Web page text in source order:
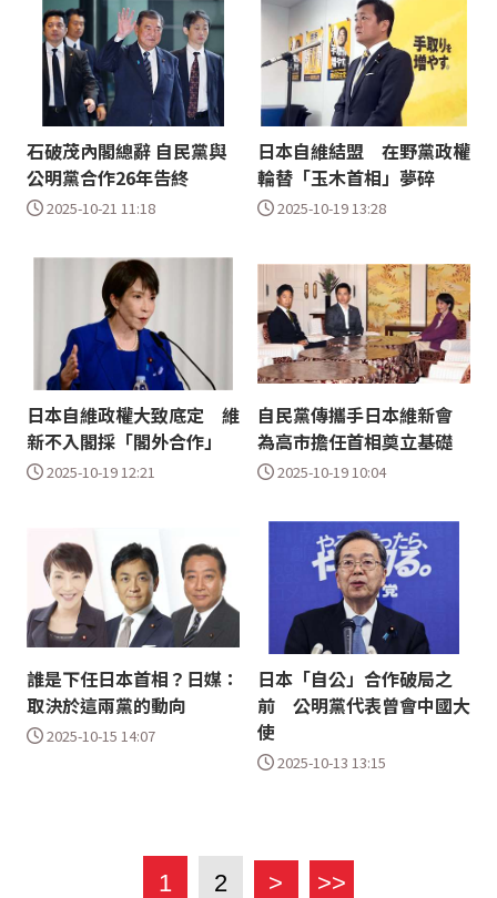
石破茂內閣總辭 自民黨與
公明黨合作26年告終
2025-10-21 11:18
日本自維結盟 在野黨政權
輪替「玉木首相」夢碎
2025-10-19 13:28
日本自維政權大致底定 維
新不入閣採「閣外合作」
2025-10-19 12:21
自民黨傳攜手日本維新會
為高市擔任首相奠立基礎
2025-10-19 10:04
誰是下任日本首相？日媒：
取決於這兩黨的動向
2025-10-15 14:07
日本「自公」合作破局之
前 公明黨代表曾會中國大
使
2025-10-13 13:15
1 2 > >>